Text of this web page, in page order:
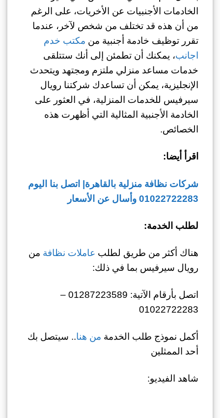
الخادمات الأجنبيات عن الأخريات، على الرغم
من أن هذه قد تختلف من شخص لآخر، عندما
تقرر توظيف خادمة أجنبية من مكتب خدم
اجانب، يمكنك أن تطمئن إلى أنك ستتلقى
خدمات مساعد منزلي ملتزم ومجتهد ويتحدث
الإنجليزية، يمكن أن تساعدك شركتنا رويال
سيرفيس للخدمات المنزلية، في العثور على
الخادمة الأجنبية المثالية التي أظهرت هذه
الخصائص.
اقرأ أيضا:
شركات نظافة منزلية بالقاهرة| اتصل بنا اليوم
01022722283 وأسال عن الأسعار
لطلب الخدمة:
هناك أكثر من طريق لطلب عاملات نظافة من
رويال سيرفيس بما في ذلك:
اتصل بأرقام الآتية: 01287223589 –
01022722283
أكمل نموذج طلب الخدمة من هنا.. سيتصل بك
أحد الممثلين
شاهد الفيديو: